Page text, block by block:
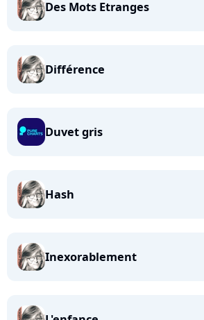
Des Mots Etranges
Différence
Duvet gris
Hash
Inexorablement